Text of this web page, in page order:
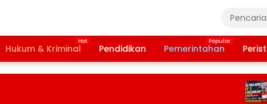
Hukum & Kriminal Pendidikan Pemerintahan